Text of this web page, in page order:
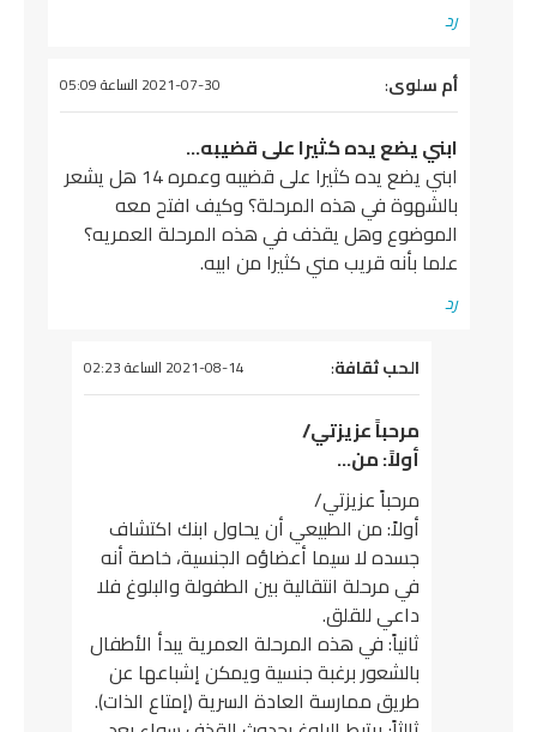
رد
يقول
أم سلوى: 2021-07-30 الساعة 05:09
ابني يضع يده كثيرا على قضيبه…
ابني يضع يده كثيرا على قضيبه وعمره 14 هل يشعر
بالشهوة في هذه المرحلة؟ وكيف افتح معه
الموضوع وهل يقذف في هذه المرحلة العمريه؟
علما بأنه قريب مني كثيرا من ابيه.
رد
يقول
الحب ثقافة: 2021-08-14 الساعة 02:23
مرحباً عزيزتي/
أولاً: من…
مرحباً عزيزتي/
أولاً: من الطبيعي أن يحاول ابنك اكتشاف
جسده لا سيما أعضاؤه الجنسية، خاصة أنه
في مرحلة انتقالية بين الطفولة والبلوغ فلا
داعي للقلق.
ثانياً: في هذه المرحلة العمرية يبدأ الأطفال
بالشعور برغبة جنسية ويمكن إشباعها عن
طريق ممارسة العادة السرية (إمتاع الذات).